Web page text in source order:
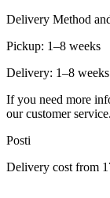
Delivery Method
Pickup: 1–8 weeks
Delivery: 1–8 weeks
If you need more
our customer service.
Posti
Delivery cost from